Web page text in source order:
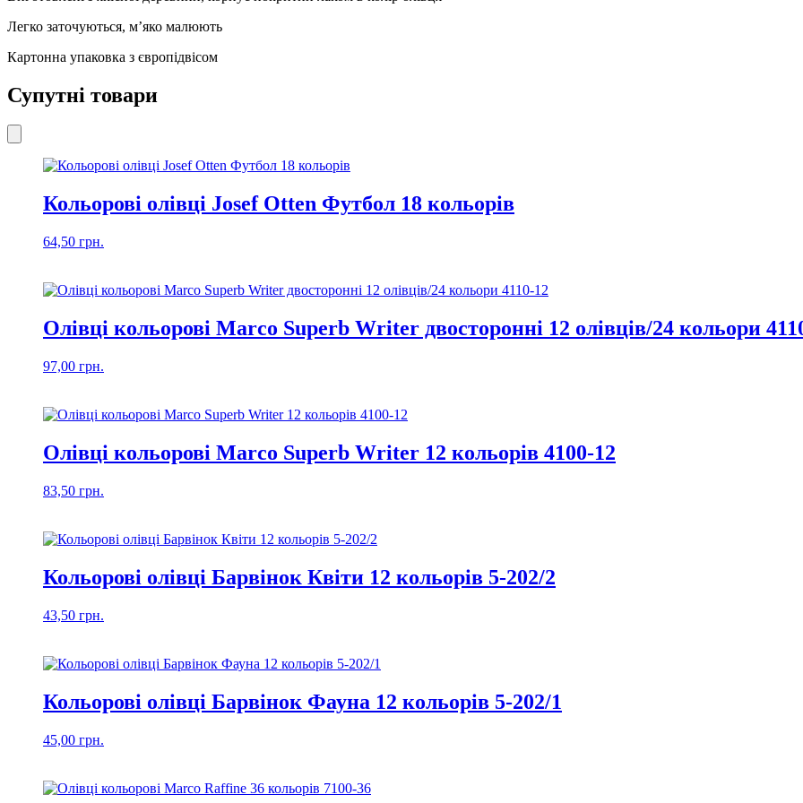
Легко заточуються, м’яко малюють
Картонна упаковка з європідвісом
Супутні товари
Кольорові олівці Josef Otten Футбол 18 кольорів
64,50 грн.
Олівці кольорові Marco Superb Writer двосторонні 12 олівців/24 кольори
97,00 грн.
Олівці кольорові Marco Superb Writer 12 кольорів 4100-12
83,50 грн.
Кольорові олівці Барвінок Квіти 12 кольорів 5-202/2
43,50 грн.
Кольорові олівці Барвінок Фауна 12 кольорів 5-202/1
45,00 грн.